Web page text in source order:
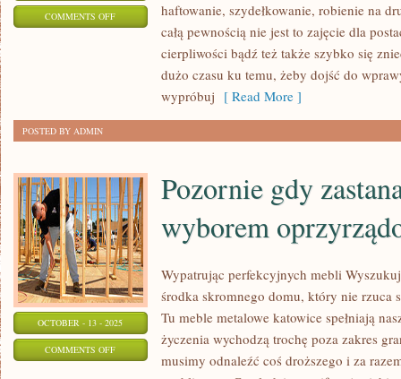
COMMENTS OFFON
haftowanie, szydełkowanie, robienie na
całą pewnością nie jest to zajęcie dla
cierpliwości bądź też także szybko się
dużo czasu ku temu, żeby dojść do
wypróbuj [ Read More ]
POSTED BY ADMIN
OCTOBER - 13 - 2025
COMMENTS OFFON
Pozornie gdy
wyborem
Wypatrując perfekcyjnych mebli
środka skromnego domu, który nie rzuca
Tu meble metalowe katowice spełniają
życzenia wychodzą trochę poza zakres
musimy odnaleźć coś droższego i za